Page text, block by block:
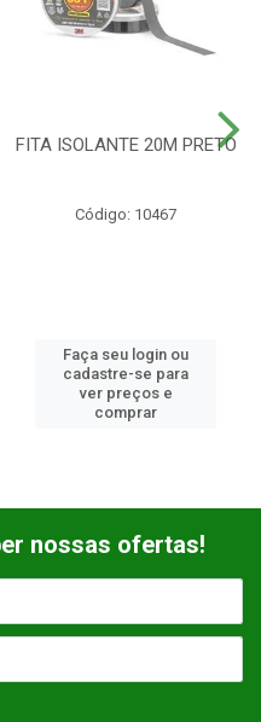
FITA ISOLANTE 20M PRETO
Código: 10467
Faça seu login ou
cadastre-se para
ver preços e
comprar
nossas ofertas!